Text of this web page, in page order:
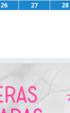
26 27 28